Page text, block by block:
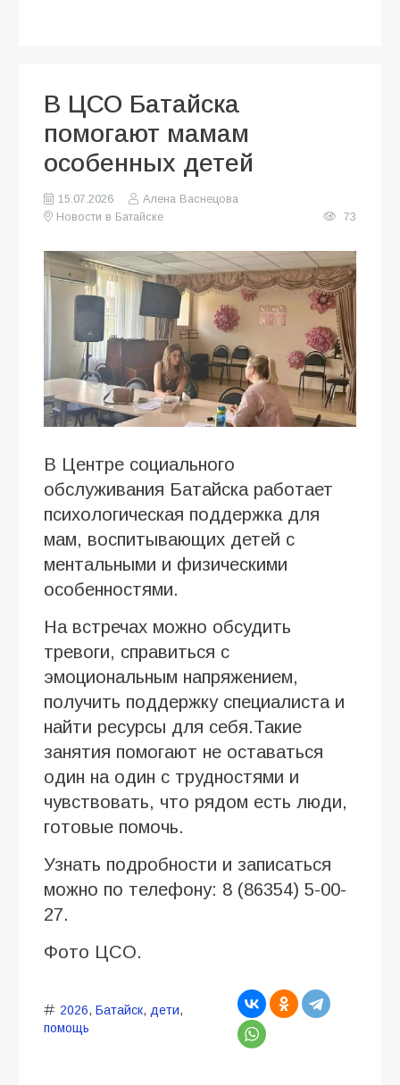
В ЦСО Батайска
помогают мамам
особенных детей
15.07.2026
Алена Васнецова
Новости в Батайске
73
В Центре социального
обслуживания Батайска работает
психологическая поддержка для
мам, воспитывающих детей с
ментальными и физическими
особенностями.
На встречах можно обсудить
тревоги, справиться с
эмоциональным напряжением,
получить поддержку специалиста и
найти ресурсы для себя.Такие
занятия помогают не оставаться
один на один с трудностями и
чувствовать, что рядом есть люди,
готовые помочь.
Узнать подробности и записаться
можно по телефону: 8 (86354) 5-00-
27.
Фото ЦСО.
2026, Батайск, дети,
помощь